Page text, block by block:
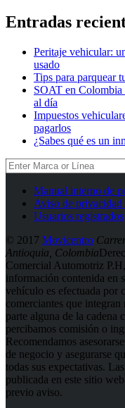
Entradas
Peritaje vehicular:
usado
Tips para parquear
SOAT en Colombia
al día
Impuestos
pagarlos
¿Sabes qué es un
Manual interno de
Aviso de
Usuarios registrados
© 2017 Movicentro
Antioquia, Colombia
Comercial Automotriz
información contenida en
vehículo es efectuada por
comerciantes que
parte alguna de la cadena
percibamos comisión o
Recomendamos
de negocio y asegurarse
todas sus expectativas.
publicada en este sitio
previo aviso.